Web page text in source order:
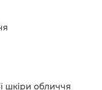
шкіри обличчя